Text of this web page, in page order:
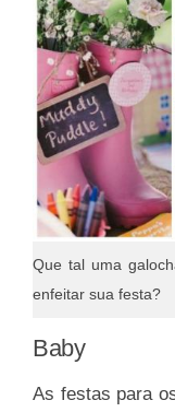
Que tal uma
enfeitar sua festa?
Baby
As festas para